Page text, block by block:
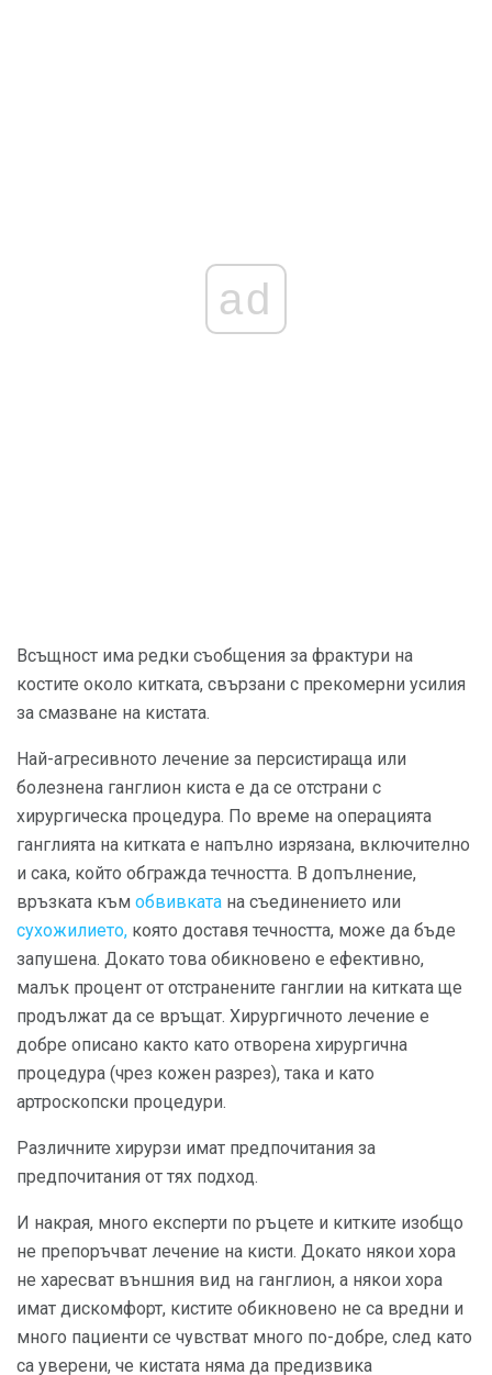
ad
Всъщност има редки съобщения за фрактури на
костите около китката, свързани с прекомерни усилия
за смазване на кистата.
Най-агресивното лечение за персистираща или
болезнена ганглион киста е да се отстрани с
хирургическа процедура. По време на операцията
ганглията на китката е напълно изрязана, включително
и сака, който обгражда течността. В допълнение,
връзката към обвивката на съединението или
сухожилието, която доставя течността, може да бъде
запушена. Докато това обикновено е ефективно,
малък процент от отстранените ганглии на китката ще
продължат да се връщат. Хирургичното лечение е
добре описано както като отворена хирургична
процедура (чрез кожен разрез), така и като
артроскопски процедури.
Различните хирурзи имат предпочитания за
предпочитания от тях подход.
И накрая, много експерти по ръцете и китките изобщо
не препоръчват лечение на кисти. Докато някои хора
не харесват външния вид на ганглион, а някои хора
имат дискомфорт, кистите обикновено не са вредни и
много пациенти се чувстват много по-добре, след като
са уверени, че кистата няма да предизвика